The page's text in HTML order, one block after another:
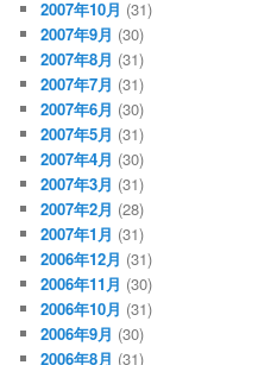
2007年10月 (31)
2007年9月 (30)
2007年8月 (31)
2007年7月 (31)
2007年6月 (30)
2007年5月 (31)
2007年4月 (30)
2007年3月 (31)
2007年2月 (28)
2007年1月 (31)
2006年12月 (31)
2006年11月 (30)
2006年10月 (31)
2006年9月 (30)
2006年8月 (31)